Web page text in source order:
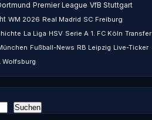
Premier League VfB Stuttgart
WM 2026 Real Madrid SC Freiburg
La Liga HSV Serie A 1. FC Köln Transfer
Fußball-News RB Leipzig Live-Ticker
Wolfsburg
Suchen